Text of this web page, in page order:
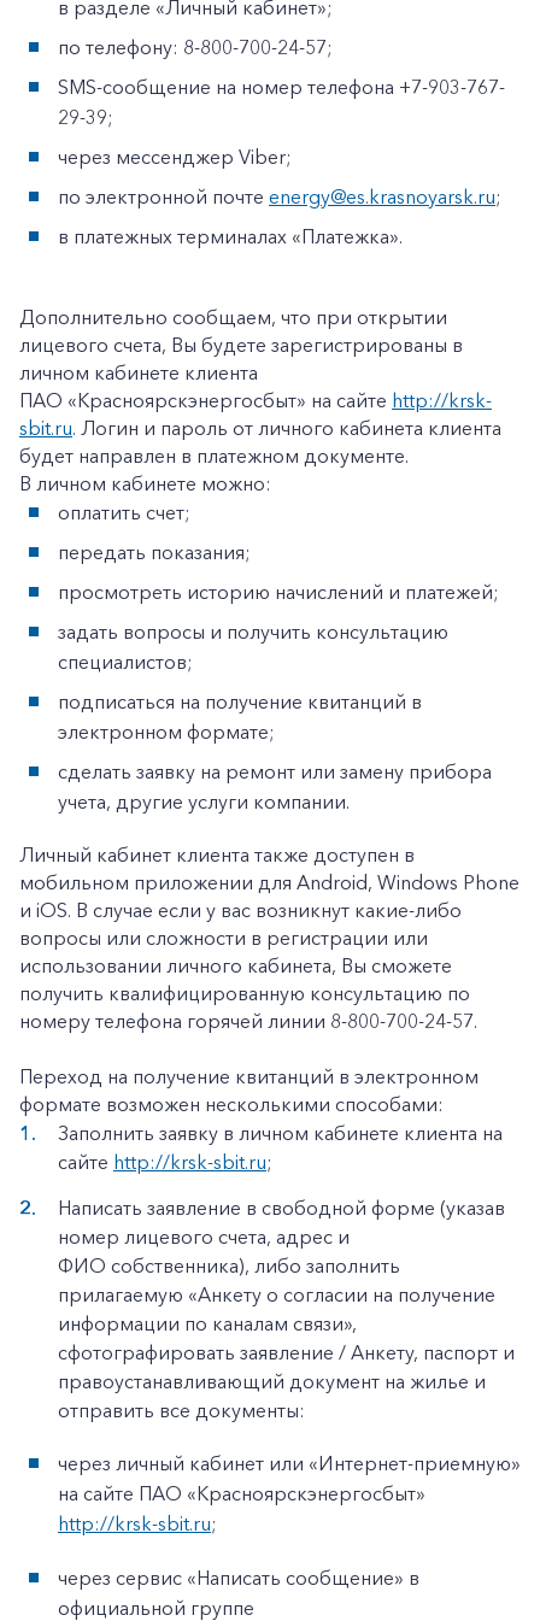
Частным клиентам
Корпоративным клиентам
в разделе «Личный кабинет»;
по телефону: 8-800-700-24-57;
SMS-сообщение на номер телефона +7-903-767-
29-39;
через мессенджер Viber;
по электронной почте energy@es.krasnoyarsk.ru;
в платежных терминалах «Платежка».
Дополнительно сообщаем, что при открытии
лицевого счета, Вы будете зарегистрированы в
личном кабинете клиента
ПАО «Красноярскэнергосбыт» на сайте http://krsk-
sbit.ru. Логин и пароль от личного кабинета клиента
будет направлен в платежном документе.
В личном кабинете можно:
оплатить счет;
передать показания;
просмотреть историю начислений и платежей;
задать вопросы и получить консультацию
специалистов;
подписаться на получение квитанций в
электронном формате;
сделать заявку на ремонт или замену прибора
учета, другие услуги компании.
Личный кабинет клиента также доступен в
мобильном приложении для Android, Windows Phone
и iOS. В случае если у вас возникнут какие-либо
вопросы или сложности в регистрации или
использовании личного кабинета, Вы сможете
получить квалифицированную консультацию по
номеру телефона горячей линии 8-800-700-24-57.
Переход на получение квитанций в электронном
формате возможен несколькими способами:
Заполнить заявку в личном кабинете клиента на
сайте http://krsk-sbit.ru;
Написать заявление в свободной форме (указав
номер лицевого счета, адрес и
ФИО собственника), либо заполнить
прилагаемую «Анкету о согласии на получение
информации по каналам связи»,
сфотографировать заявление / Анкету, паспорт и
правоустанавливающий документ на жилье и
отправить все документы:
через личный кабинет или «Интернет-приемную»
на сайте ПАО «Красноярскэнергосбыт»
http://krsk-sbit.ru;
через сервис «Написать сообщение» в
официальной группе